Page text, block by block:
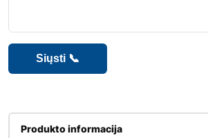
Produkto informacija